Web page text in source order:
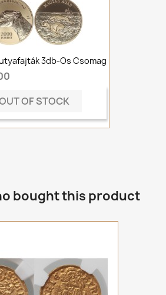
3db-Os Csomag
OF STOCK
bought this product